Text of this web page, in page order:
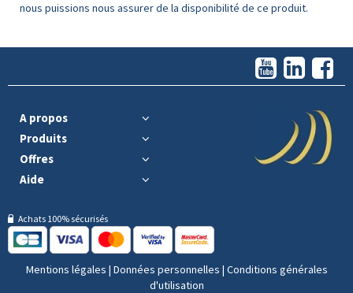
nous puissions nous assurer de la disponibilité de ce produit.
A propos
Produits
Offres
Aide
Achats 100% sécurisés
Mentions légales | Données personnelles | Conditions générales
d'utilisation